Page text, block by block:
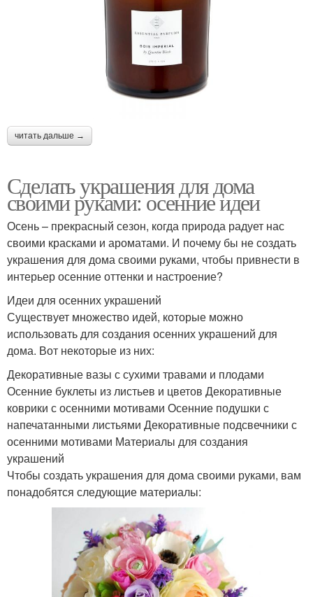
читать дальше →
Сделать украшения для дома
своими руками: осенние идеи
Осень – прекрасный сезон, когда природа радует нас
своими красками и ароматами. И почему бы не создать
украшения для дома своими руками, чтобы привнести в
интерьер осенние оттенки и настроение?
Идеи для осенних украшений
Существует множество идей, которые можно
использовать для создания осенних украшений для
дома. Вот некоторые из них:
Декоративные вазы с сухими травами и плодами
Осенние буклеты из листьев и цветов Декоративные
коврики с осенними мотивами Осенние подушки с
напечатанными листьями Декоративные подсвечники с
осенними мотивами Материалы для создания
украшений
Чтобы создать украшения для дома своими руками, вам
понадобятся следующие материалы: